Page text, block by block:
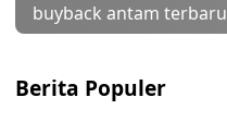
buyback antam terbaru
Berita Populer